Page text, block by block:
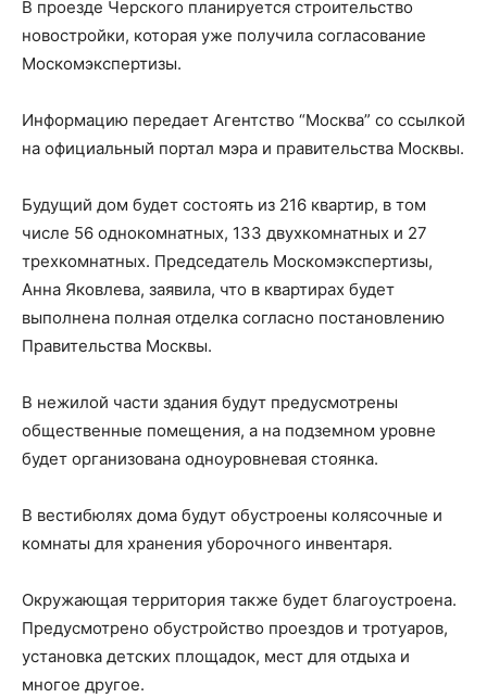
В проезде Черского планируется строительство
новостройки, которая уже получила согласование
Москомэкспертизы.
Информацию передает Агентство “Москва” со ссылкой
на официальный портал мэра и правительства Москвы.
Будущий дом будет состоять из 216 квартир, в том
числе 56 однокомнатных, 133 двухкомнатных и 27
трехкомнатных. Председатель Москомэкспертизы,
Анна Яковлева, заявила, что в квартирах будет
выполнена полная отделка согласно постановлению
Правительства Москвы.
В нежилой части здания будут предусмотрены
общественные помещения, а на подземном уровне
будет организована одноуровневая стоянка.
В вестибюлях дома будут обустроены колясочные и
комнаты для хранения уборочного инвентаря.
Окружающая территория также будет благоустроена.
Предусмотрено обустройство проездов и тротуаров,
установка детских площадок, мест для отдыха и
многое другое.